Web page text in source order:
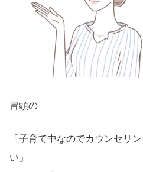
冒頭の
「子育て中なのでカウンセリ
い」